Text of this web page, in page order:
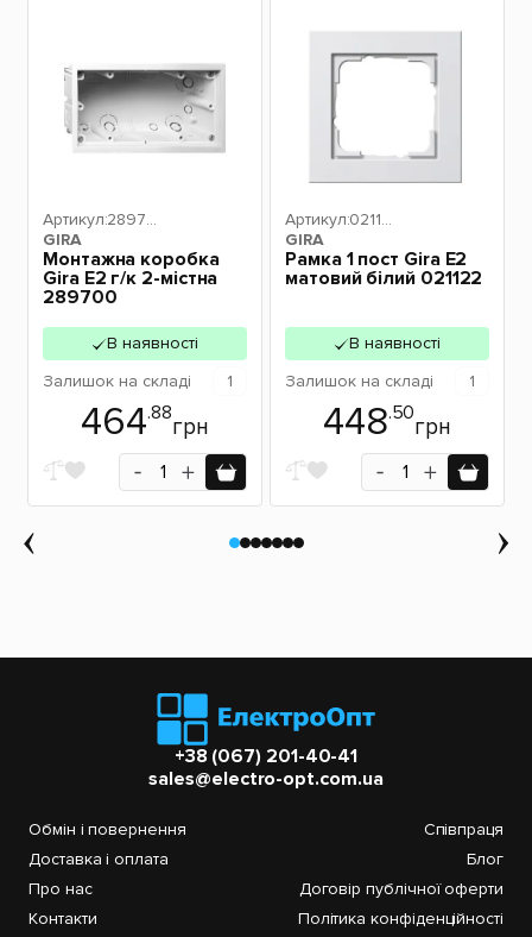
GIRA
Артикул:28970
Монтажна коробка
Gira E2 г/к 2-містна
289700
В наявності
Залишок на складі 1
464.88
грн
GIRA
Артикул:02112
Рамка 1 пост Gira E2
матовий білий 021122
В наявності
Залишок на складі 1
448.50
грн
+38 (067) 201-40-41
sales@electro-opt.com.ua
Обмін і повернення
Доставка і оплата
Про нас
Контакти
Співпраця
Блог
Договір публічної оферти
Політика конфіденційності